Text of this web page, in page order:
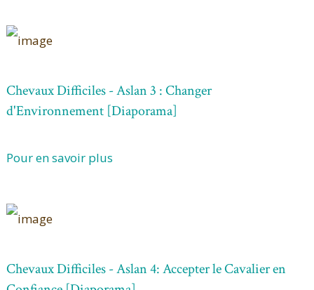
Chevaux Difficiles - Aslan 3 : Changer
d'Environnement [Diaporama]
Pour en savoir plus
Chevaux Difficiles - Aslan 4: Accepter le Cavalier en